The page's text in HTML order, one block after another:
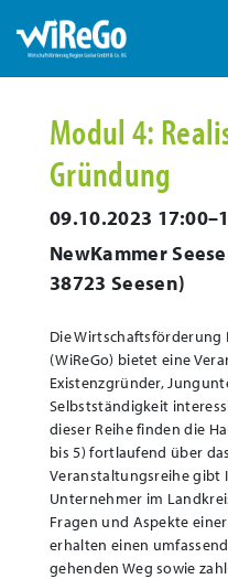
Modul 4:
Gründung
09.10.2023
NewKammer
38723 Seesen)
Die Wirtschaftsförderung
(WiReGo) bietet eine
Existenzgründer,
Selbstständigkeit
dieser Reihe finden die
bis 5) fortlaufend über
Veranstaltungsreihe gibt
Unternehmer im
Fragen und Aspekte
erhalten einen
gehenden Weg sowie